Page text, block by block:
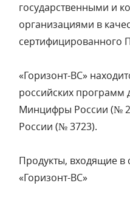
государственными и
организациями в
сертифицированного
«Горизонт-ВС»
российских
Минцифры России (№
России (№ 3723).
Продукты, входящие в
«Горизонт-ВС»